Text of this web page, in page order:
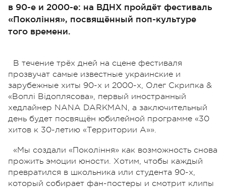
в 90-е и 2000-е: на ВДНХ пройдёт фестиваль
«Покоління», посвящённый поп-культуре
того времени.
В течение трёх дней на сцене фестиваля
прозвучат самые известные украинские и
зарубежные хиты 90-х и 2000-х, Олег Скрипка &
«Воплі Відоплясова», первый иностранный
хедлайнер NANA DARKMAN, а заключительный
день будет посвящён юбилейной программе «30
хитов к 30-летию «Территории А»».
«Мы создали «Покоління» как возможность снова
прожить эмоции юности. Хотим, чтобы каждый
превратился в школьника или студента 90-х,
который собирает фан-постеры и смотрит клипы